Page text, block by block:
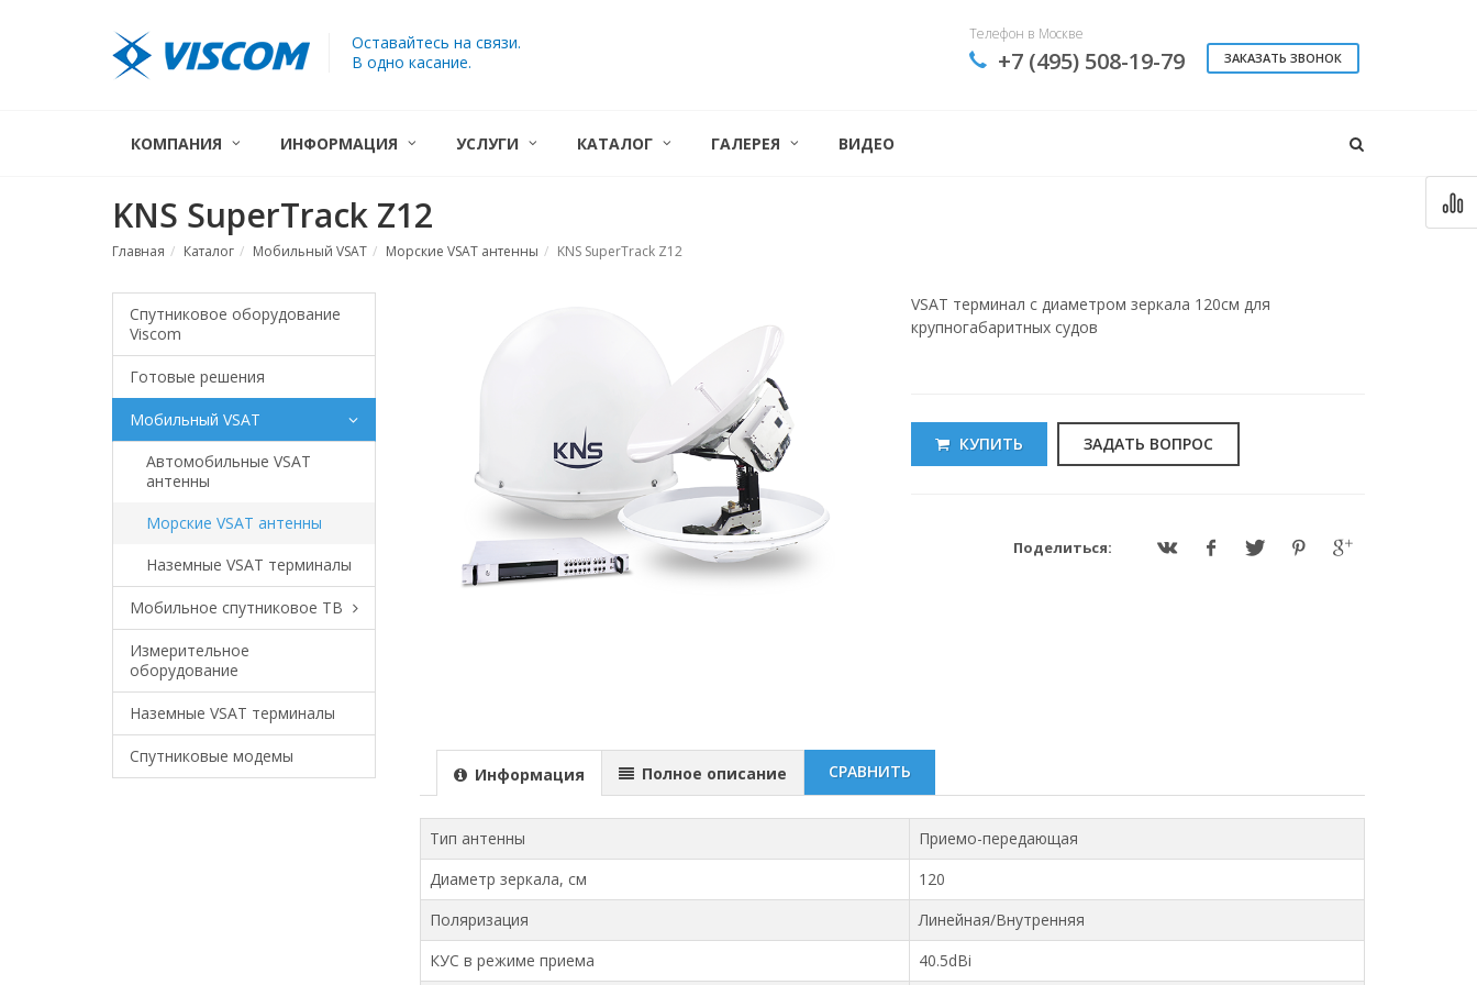
Оставайтесь на связи.
В одно касание.
Телефон в Москве
+7 (495) 508-19-79 ЗАКАЗАТЬ ЗВОНОК
КОМПАНИЯ ИНФОРМАЦИЯ УСЛУГИ КАТАЛОГ ГАЛЕРЕЯ ВИДЕО
KNS SuperTrack Z12
Главная Каталог Мобильный VSAT Морские VSAT антенны KNS SuperTrack Z12
Спутниковое оборудование
Viscom
Готовые решения
Мобильный VSAT
Автомобильные VSAT
антенны
Морские VSAT антенны
Наземные VSAT терминалы
Мобильное спутниковое ТВ
Измерительное
оборудование
Наземные VSAT терминалы
Спутниковые модемы
VSAT терминал с диаметром зеркала 120см для
крупногабаритных судов
КУПИТЬ ЗАДАТЬ ВОПРОС
Поделиться:
Информация Полное описание СРАВНИТЬ
Тип антенны
Приемо-передающая
Диаметр зеркала, см
120
Поляризация
Линейная/Внутренняя
КУС в режиме приема
40.5dBi